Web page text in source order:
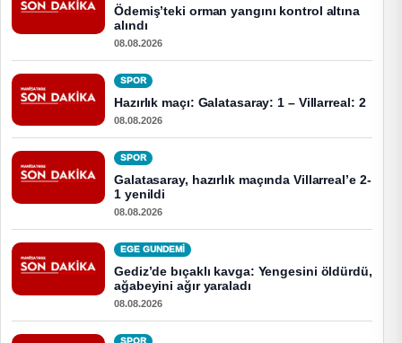
Ödemiş’teki orman yangını kontrol altına
alındı
08.08.2026
SPOR
Hazırlık maçı: Galatasaray: 1 – Villarreal: 2
08.08.2026
SPOR
Galatasaray, hazırlık maçında Villarreal’e 2-
1 yenildi
08.08.2026
EGE GUNDEMİ
Gediz’de bıçaklı kavga: Yengesini öldürdü,
ağabeyini ağır yaraladı
08.08.2026
SPOR